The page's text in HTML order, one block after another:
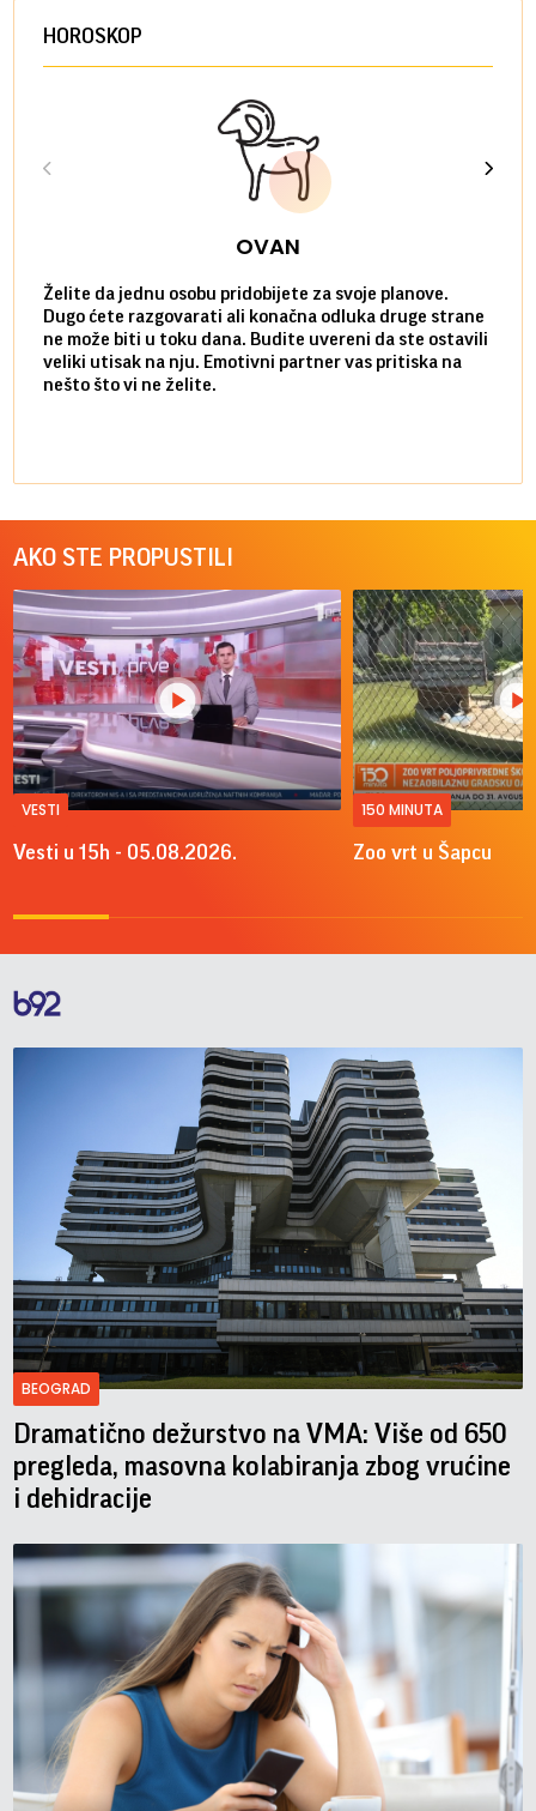
HOROSKOP
OVAN
Želite da jednu osobu pridobijete za svoje planove.
Dugo ćete razgovarati ali konačna odluka druge strane
ne može biti u toku dana. Budite uvereni da ste ostavili
veliki utisak na nju. Emotivni partner vas pritiska na
nešto što vi ne želite.
AKO STE PROPUSTILI
VESTI
Vesti u 15h - 05.08.2026.
150 MINUTA
Zoo vrt u Šapcu
BEOGRAD
Dramatično dežurstvo na VMA: Više od 650
pregleda, masovna kolabiranja zbog vrućine
i dehidracije